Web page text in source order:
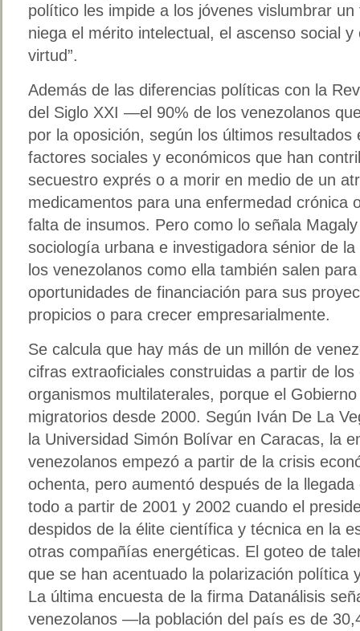
político les impide a los jóvenes vislumbrar
niega el mérito intelectual, el ascenso social
virtud”.
Además de las diferencias políticas con la
del Siglo XXI —el 90% de los venezolanos
por la oposición, según los últimos
factores sociales y económicos que han
secuestro exprés o a morir en medio de un
medicamentos para una enfermedad crónica
falta de insumos. Pero como lo señala
sociología urbana e investigadora sénior de
los venezolanos como ella también salen
oportunidades de financiación para sus
propicios o para crecer empresarialmente.
Se calcula que hay más de un millón de
cifras extraoficiales construidas a partir de
organismos multilaterales, porque el
migratorios desde 2000. Según Iván De La
la Universidad Simón Bolívar en Caracas, la
venezolanos empezó a partir de la crisis
ochenta, pero aumentó después de la
todo a partir de 2001 y 2002 cuando el
despidos de la élite científica y técnica en la
otras compañías energéticas. El goteo de
que se han acentuado la polarización política
La última encuesta de la firma Datanálisis
venezolanos —la población del país es de